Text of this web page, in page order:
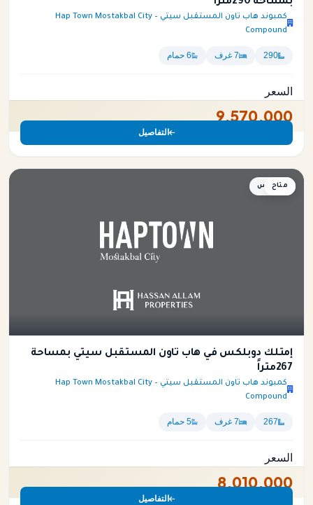
كمبوند هاب تاون المستقبل سيتي – Hap Town Mostakbal City
Compound
290 7 غرف 6 حمام
السعر
9,570,000
التفاصيل
دوبلكس
متاح
إمتلك دوبلكس في هاب تاون المستقبل سيتي بمساحة
267متراً
كمبوند هاب تاون المستقبل سيتي – Hap Town Mostakbal City
Compound
267 7 غرف 5 حمام
السعر
8,010,000
التفاصيل